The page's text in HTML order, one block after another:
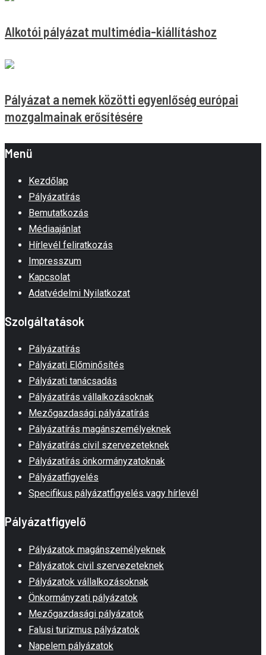
Alkotói pályázat multimédia-kiállításhoz
Pályázat a nemek közötti egyenlőség európai
mozgalmainak erősítésére
Menü
Kezdőlap
Pályázatírás
Bemutatkozás
Médiaajánlat
Hírlevél feliratkozás
Impresszum
Kapcsolat
Adatvédelmi Nyilatkozat
Szolgáltatások
Pályázatírás
Pályázati Előminősítés
Pályázati tanácsadás
Pályázatírás vállalkozásoknak
Mezőgazdasági pályázatírás
Pályázatírás magánszemélyeknek
Pályázatírás civil szervezeteknek
Pályázatírás önkormányzatoknak
Pályázatfigyelés
Specifikus pályázatfigyelés vagy hírlevél
Pályázatfigyelő
Pályázatok magánszemélyeknek
Pályázatok civil szervezeteknek
Pályázatok vállalkozásoknak
Önkormányzati pályázatok
Mezőgazdasági pályázatok
Falusi turizmus pályázatok
Napelem pályázatok